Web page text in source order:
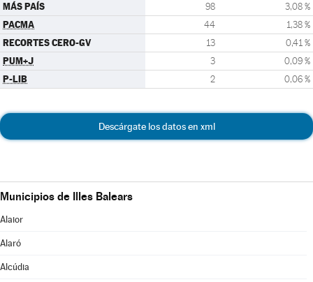
MÁS PAÍS 98 3,08 %
PACMA 44 1,38 %
RECORTES CERO-GV 13 0,41 %
PUM+J 3 0,09 %
P-LIB 2 0,06 %
Descárgate los datos en xml
Municipios de Illes Balears
Alaior
Alaró
Alcúdia